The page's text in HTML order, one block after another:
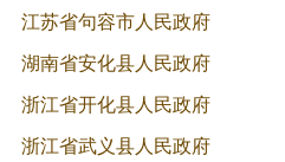
江苏省句容市人民政府
湖南省安化县人民政府
浙江省开化县人民政府
浙江省武义县人民政府